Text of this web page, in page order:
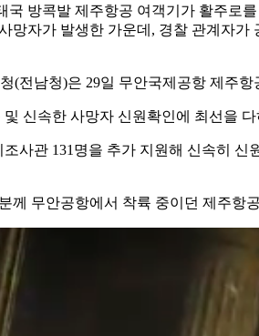
국 방콕발 제주항공 여객기가 활주로
망자가 발생한 가운데, 경찰 관계자가
(전남청)은 29일 무안국제공항 제주
신속한 사망자 신원확인에 최선을
사관 131명을 추가 지원해 신속히
께 무안공항에서 착륙 중이던 제주항